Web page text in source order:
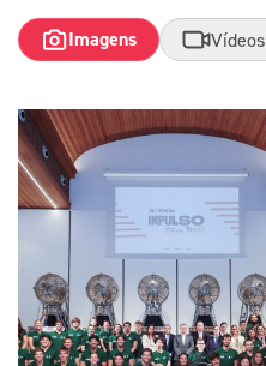
Imagens Vídeos